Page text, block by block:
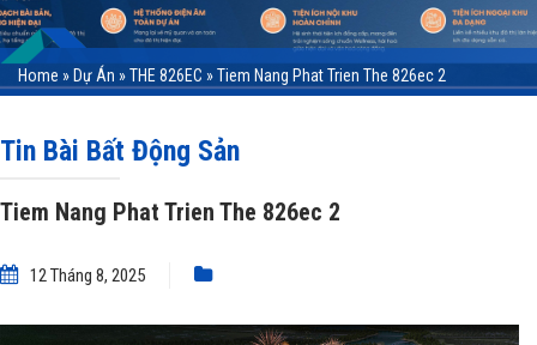
Home » Dự Án »THE 826EC »Tiem Nang Phat Trien The 826ec 2
Tin Bài Bất Động Sản
Tiem Nang Phat Trien The 826ec 2
12 Tháng 8, 2025